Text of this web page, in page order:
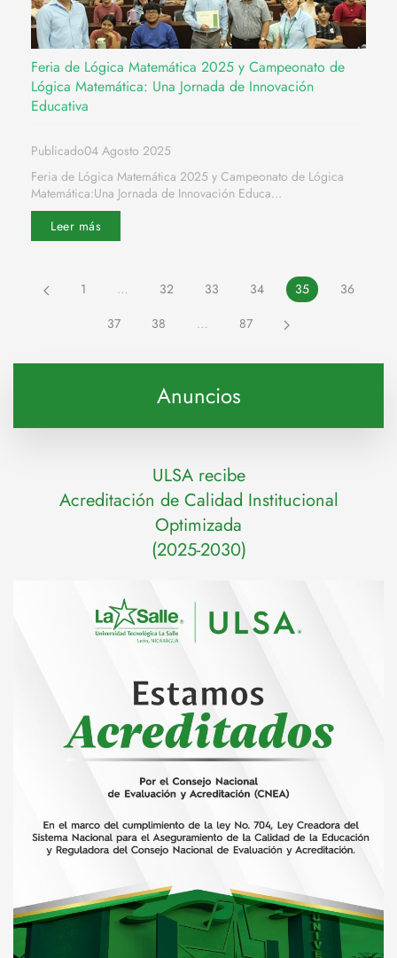
Feria de Lógica Matemática 2025 y Campeonato de
Lógica Matemática: Una Jornada de Innovación
Educativa
Publicado04 Agosto 2025
Feria de Lógica Matemática 2025 y Campeonato de Lógica
Matemática:Una Jornada de Innovación Educa...
Leer más
1 … 32 33 34 35
36
37
38 … 87
Anuncios
ULSA recibe
Acreditación de Calidad Institucional
Optimizada
(2025-2030)